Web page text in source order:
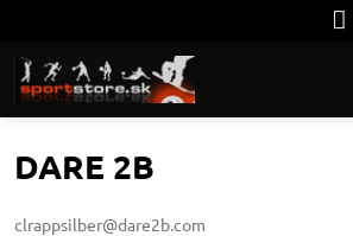
DARE 2B
clrappsilber@dare2b.com